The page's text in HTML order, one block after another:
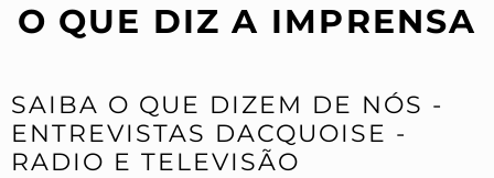
O QUE DIZ A IMPRENSA
SAIBA O QUE DIZEM DE NÓS -
ENTREVISTAS DACQUOISE -
RADIO E TELEVISÃO